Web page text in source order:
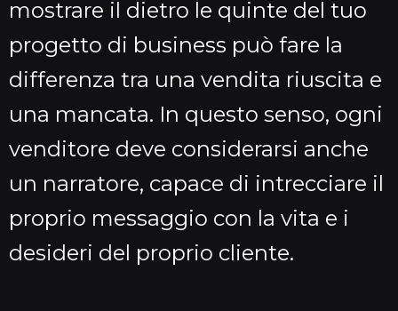
mostrare il dietro le quinte del tuo
progetto di business può fare la
differenza tra una vendita riuscita e
una mancata. In questo senso, ogni
venditore deve considerarsi anche
un narratore, capace di intrecciare il
proprio messaggio con la vita e i
desideri del proprio cliente.